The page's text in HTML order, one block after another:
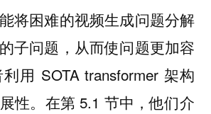
将困难的视频生成问题分解
子问题，从而使问题更加容
用 SOTA transformer 架构
性。在第 5.1 节中，他们介